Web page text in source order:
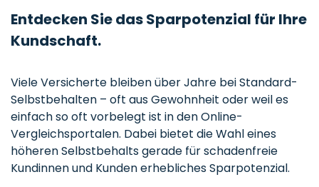
Entdecken Sie das Sparpotenzial für Ihre
Kundschaft.
Viele Versicherte bleiben über Jahre bei Standard-
Selbstbehalten – oft aus Gewohnheit oder weil es
einfach so oft vorbelegt ist in den Online-
Vergleichsportalen. Dabei bietet die Wahl eines
höheren Selbstbehalts gerade für schadenfreie
Kundinnen und Kunden erhebliches Sparpotenzial.